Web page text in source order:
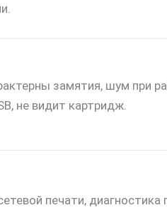
замятия, шум при
не видит картридж.
печати,